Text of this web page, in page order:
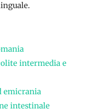
intermedia e
emicrania
intestinale